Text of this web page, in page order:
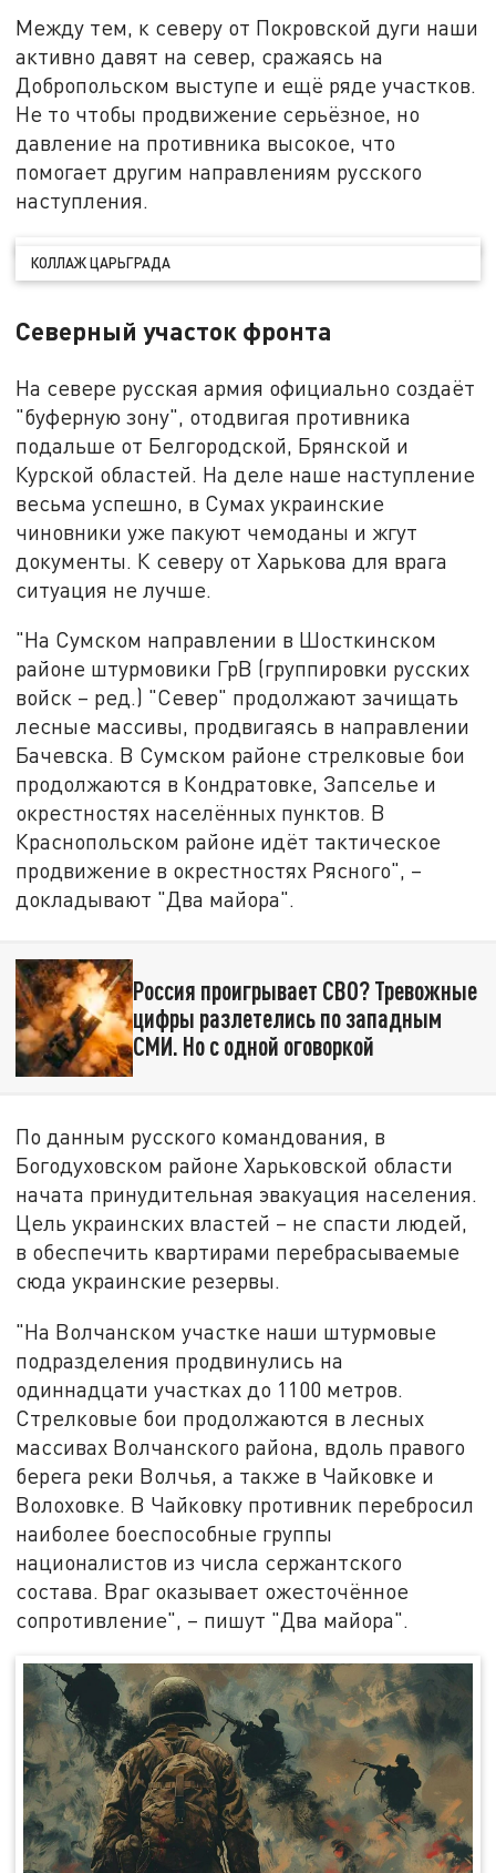
Между тем, к северу от Покровской дуги наши
активно давят на север, сражаясь на
Добропольском выступе и ещё ряде участков.
Не то чтобы продвижение серьёзное, но
давление на противника высокое, что
помогает другим направлениям русского
наступления.
КОЛЛАЖ ЦАРЬГРАДА
Северный участок фронта
На севере русская армия официально создаёт
"буферную зону", отодвигая противника
подальше от Белгородской, Брянской и
Курской областей. На деле наше наступление
весьма успешно, в Сумах украинские
чиновники уже пакуют чемоданы и жгут
документы. К северу от Харькова для врага
ситуация не лучше.
"На Сумском направлении в Шосткинском
районе штурмовики ГрВ (группировки русских
войск – ред.) "Север" продолжают зачищать
лесные массивы, продвигаясь в направлении
Бачевска. В Сумском районе стрелковые бои
продолжаются в Кондратовке, Запселье и
окрестностях населённых пунктов. В
Краснопольском районе идёт тактическое
продвижение в окрестностях Рясного", –
докладывают "Два майора".
Россия проигрывает СВО? Тревожные
цифры разлетелись по западным
СМИ. Но с одной оговоркой
По данным русского командования, в
Богодуховском районе Харьковской области
начата принудительная эвакуация населения.
Цель украинских властей – не спасти людей,
в обеспечить квартирами перебрасываемые
сюда украинские резервы.
"На Волчанском участке наши штурмовые
подразделения продвинулись на
одиннадцати участках до 1100 метров.
Стрелковые бои продолжаются в лесных
массивах Волчанского района, вдоль правого
берега реки Волчья, а также в Чайковке и
Волоховке. В Чайковку противник перебросил
наиболее боеспособные группы
националистов из числа сержантского
состава. Враг оказывает ожесточённое
сопротивление", – пишут "Два майора".